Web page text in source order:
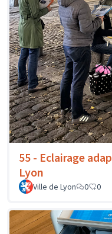
55 - Eclairage
Lyon
Ville de Lyon 0 0